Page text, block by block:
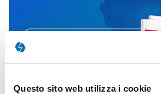
Questo sito web utilizza i cookie